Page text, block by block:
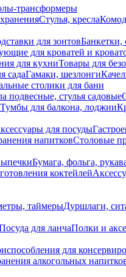
трансформеры
Стулья, кресла
для зонтовБанкетки,
для кроватей и
для кухниТовары для
садаГамаки, шезлонги
столики для бани
подвесные, стулья садовые
Тумбы для балкона, лоджии
для посуды
напитковСтоловые
Бумага, фольга,
коктейлей
таймерыДуршлаги,
для ланчаПолки и
для
алкогольных